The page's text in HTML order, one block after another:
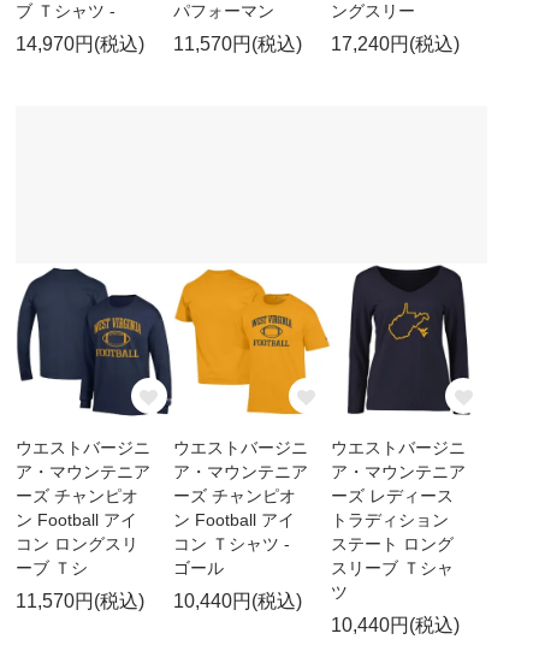
ブ Ｔシャツ -
14,970円(税込)
パフォーマン
11,570円(税込)
ングスリー
17,240円(税込)
ウエストバージニ
ア・マウンテニア
ーズ チャンピオ
ン Football アイ
コン ロングスリ
ーブ Ｔシ
11,570円(税込)
ウエストバージニ
ア・マウンテニア
ーズ チャンピオ
ン Football アイ
コン Ｔシャツ -
ゴール
10,440円(税込)
ウエストバージニ
ア・マウンテニア
ーズ レディース
トラディション
ステート ロング
スリーブ Ｔシャ
ツ
10,440円(税込)